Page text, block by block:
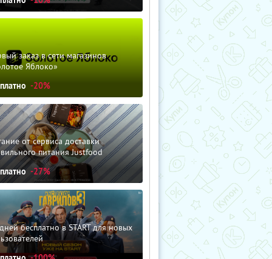
заказ в сети магазинов
Яблоко»
-20%
от сервиса доставки
питания Justfood
-27%
бесплатно в START для новых